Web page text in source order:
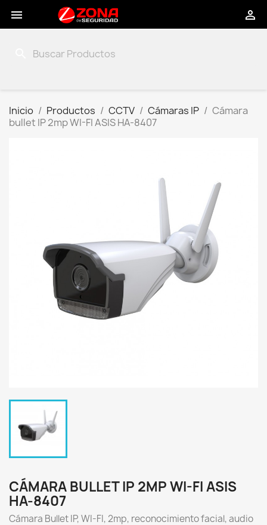
 
Inicio Productos CCTV Cámaras IP
Cámara
bullet IP 2mp WI-FI ASIS HA-8407
CÁMARA BULLET IP 2MP WI-FI ASIS
HA-8407
Cámara Bullet IP, WI-FI, 2mp, reconocimiento facial, audio